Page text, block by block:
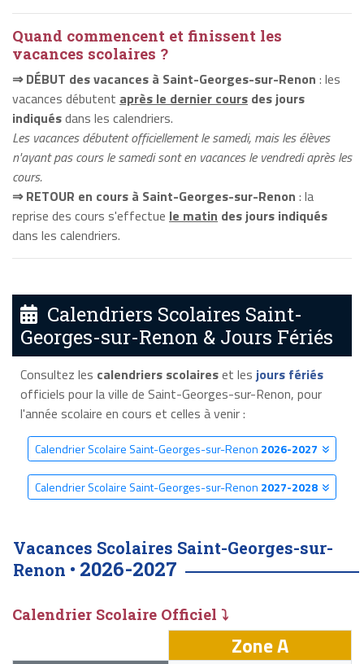
Quand commencent et finissent les
vacances scolaires ?
⇒ DÉBUT des vacances à Saint-Georges-sur-Renon : les
vacances débutent après le dernier cours des jours
indiquésdans les calendriers.
Les vacances débutent officiellement le samedi, mais les élèves
n'ayant pas cours le samedi sont en vacances le vendredi après les
cours.
⇒ RETOUR en cours à Saint-Georges-sur-Renon : la
reprise des cours s'effectue le matin des jours indiqués
dans les calendriers.
Calendriers Scolaires Saint-
Georges-sur-Renon & Jours Fériés
Consultez les calendriers scolaireset les jours fériés
officiels pour la ville de Saint-Georges-sur-Renon, pour
l'année scolaire en cours et celles à venir :
Calendrier Scolaire Saint-Georges-sur-Renon 2026-2027
Calendrier Scolaire Saint-Georges-sur-Renon 2027-2028
Vacances Scolaires Saint-Georges-sur-
Renon • 2026-2027
Calendrier Scolaire Officiel ⤵
Zone A